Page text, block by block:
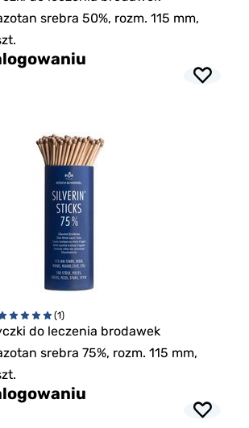
srebra 50%, rozm. 115 mm,
(1)
do leczenia brodawek
srebra 75%, rozm. 115 mm,